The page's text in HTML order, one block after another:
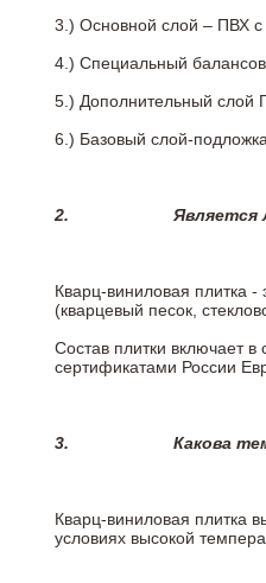
3.) Основной слой – ПВХ с
4.) Специальный
5.) Дополнительный слой
6.) Базовый слой-
2. Является
Кварц-виниловая плитка
(кварцевый песок,
Состав плитки включает
сертификатами России
3. Какова
Кварц-виниловая плитка
условиях высокой